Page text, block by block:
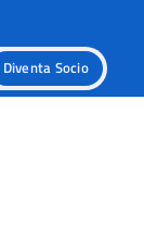
Diventa Socio